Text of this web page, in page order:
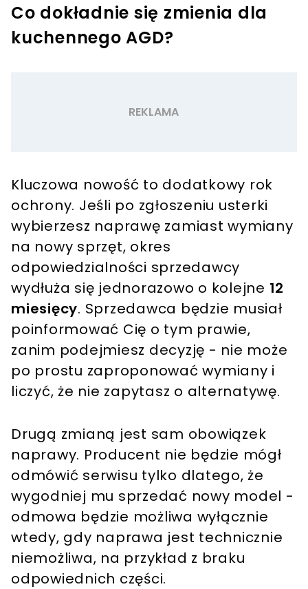
Co dokładnie się zmienia dla
kuchennego AGD?
Kluczowa nowość to dodatkowy rok
ochrony. Jeśli po zgłoszeniu usterki
wybierzesz naprawę zamiast wymiany
na nowy sprzęt, okres
odpowiedzialności sprzedawcy
wydłuża się jednorazowo o kolejne 12
miesięcy. Sprzedawca będzie musiał
poinformować Cię o tym prawie,
zanim podejmiesz decyzję - nie może
po prostu zaproponować wymiany i
liczyć, że nie zapytasz o alternatywę.
Drugą zmianą jest sam obowiązek
naprawy. Producent nie będzie mógł
odmówić serwisu tylko dlatego, że
wygodniej mu sprzedać nowy model -
odmowa będzie możliwa wyłącznie
wtedy, gdy naprawa jest technicznie
niemożliwa, na przykład z braku
odpowiednich części.